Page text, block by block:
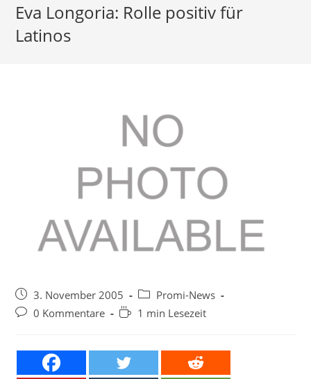
Eva Longoria: Rolle positiv für
Latinos
Beitrag
veröffentlicht:
3. November 2005
Beitrags-
Kategorie:
Promi-News
Beitrags-
0 Kommentare Lesedauer:
1 min Lesezeit